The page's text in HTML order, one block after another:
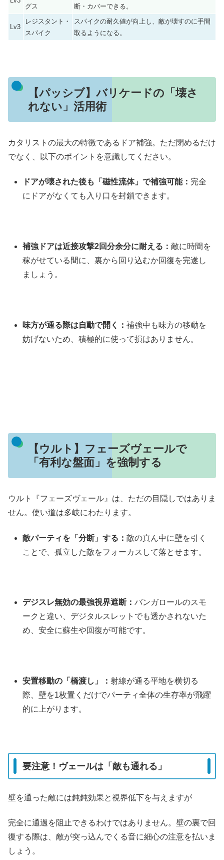
グス
断・カバーできる。
Lv3
レジスタント・
スパイク
スパイクの耐久値が向上し、敵が壊すのに手間
取るようになる。
【パッシブ】バリケードの「壊さ
れない」活用術
カタリストの最大の特徴であるドア補強。ただ閉めるだけ
でなく、以下のポイントを意識してください。
ドアが壊された後も「磁性流体」で補強可能： 完全
にドアがなくても入り口を封鎖できます。
補強ドアは近接攻撃2回分余分に耐える：敵に時間を
稼がせている間に、裏から回り込むか回復を完遂し
ましょう。
味方が通る際は自動で開く：補強中も味方の移動を
妨げないため、積極的に使って損はありません。
【ウルト】フェーズヴェールで
「有利な盤面」を強制する
ウルト『フェーズヴェール』は、ただの目隠しではありま
せん。使い道は多岐にわたります。
敵パーティを「分断」する：敵の真ん中に壁を引く
ことで、孤立した敵をフォーカスして落とせます。
デジスレ無効の最強視界遮断：バンガロールのスモ
ークと違い、デジタルスレットでも透かされないた
め、安全に蘇生や回復が可能です。
安置移動の「橋渡し」： 射線が通る平地を横切る
際、壁を1枚置くだけでパーティ全体の生存率が飛躍
的に上がります。
要注意！ヴェールは「敵も通れる」
壁を通った敵には鈍鈍効果と視界低下を与えますが
完全に通過を阻止できるわけではありません。壁の裏で回
復する際は、敵が突っ込んでくる音に細心の注意を払いま
しょう。